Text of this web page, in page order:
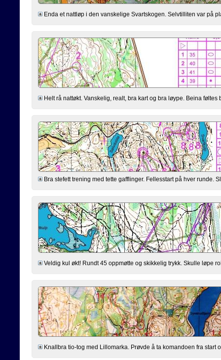
Enda et nattløp i den vanskelige Svartskogen. Selvtilliten var på
Helt rå nattøkt. Vanskelig, realt, bra kart og bra løype. Beina
Bra stefett trening med tette gafflinger. Fellesstart på hver runde.
Veldig kul økt! Rundt 45 oppmøtte og skikkelig trykk. Skulle løpe
Knallbra tio-tog med Lillomarka. Prøvde å ta komandoen fra start